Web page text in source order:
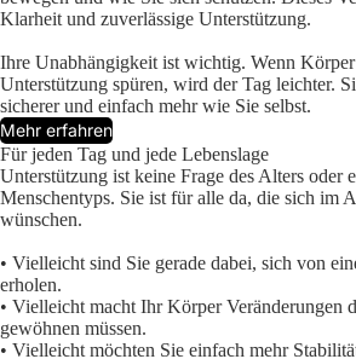
Klarheit und zuverlässige Unterstützung.
Ihre Unabhängigkeit ist wichtig. Wenn
Unterstützung spüren, wird der Tag leichter.
sicherer und einfach mehr wie Sie selbst.
Mehr erfahren
Für jeden Tag und jede Lebenslage
Unterstützung ist keine Frage des Alters oder
Menschentyps. Sie ist für alle da, die sich im
wünschen.
• Vielleicht sind Sie gerade dabei, sich von
erholen.
• Vielleicht macht Ihr Körper Veränderungen
gewöhnen müssen.
• Vielleicht möchten Sie einfach mehr